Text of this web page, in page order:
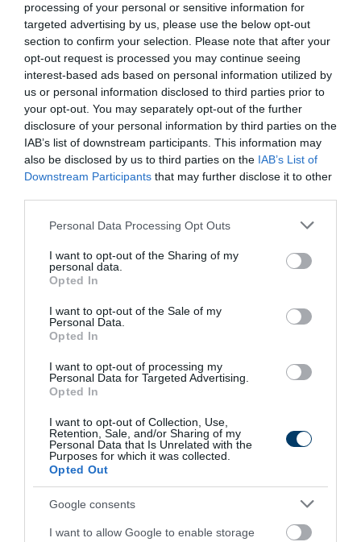
processing of your personal or sensitive information for
targeted advertising by us, please use the below opt-out
section to confirm your selection. Please note that after your
opt-out request is processed you may continue seeing
interest-based ads based on personal information utilized by
us or personal information disclosed to third parties prior to
your opt-out. You may separately opt-out of the further
disclosure of your personal information by third parties on the
IAB’s list of downstream participants. This information may
also be disclosed by us to third parties on the IAB’s List of
Downstream Participants that may further disclose it to other
Please note that this website/app uses one or more Google
not limited to your visit or usage behaviour. You may click to
grant or deny consent to Google and its third-party tags to
use your data for below specified purposes in below Google
consent section.
Personal Data Processing Opt Outs
I want to opt-out of the Sharing of my
personal data.
Opted In
I want to opt-out of the Sale of my
Personal Data.
Opted In
I want to opt-out of processing my
Personal Data for Targeted Advertising.
Opted In
I want to opt-out of Collection, Use,
Retention, Sale, and/or Sharing of my
Personal Data that Is Unrelated with the
Purposes for which it was collected.
Opted Out
Google consents
I want to allow Google to enable storage
5 Hidden Signs You Have Worms Inside Your
Body
179 148 277
Fungus Dries Up And Falls Off After The First